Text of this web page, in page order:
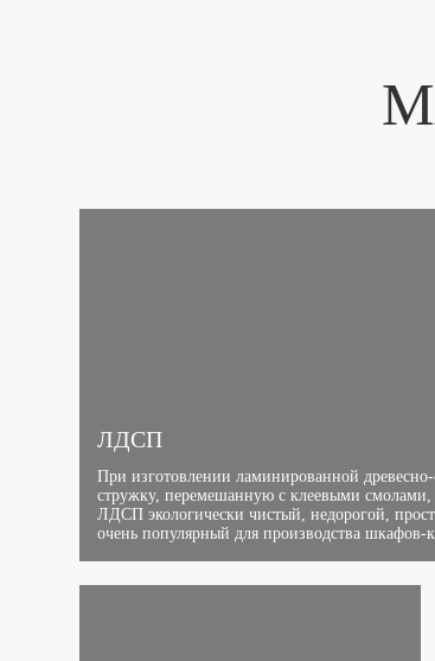
ЛДСП
При изготовлении ламинированной
стружку, перемешанную с клеевыми
ЛДСП экологически чистый, недорогой,
очень популярный для производства шкафов-